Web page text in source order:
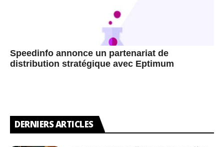
Speedinfo annonce un partenariat de
distribution stratégique avec Eptimum
DERNIERS ARTICLES